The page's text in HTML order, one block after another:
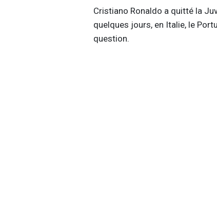
Cristiano Ronaldo a quitté la
quelques jours, en Italie, le
question.